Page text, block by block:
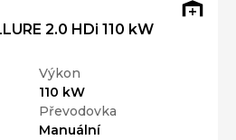
2.0 HDi 110 kW
Výkon
110 kW
Převodovka
Manuální